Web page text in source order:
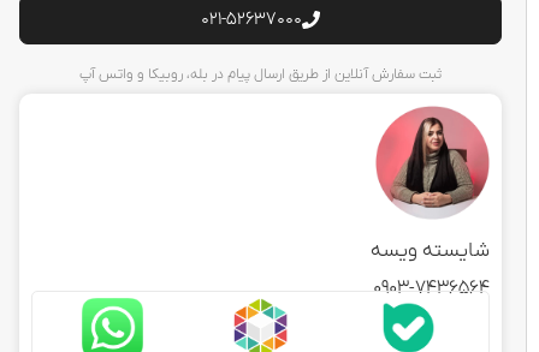
021-52637000
ثبت سفارش آنلاین از طریق ارسال پیام در بله، روبیکا و واتس آپ
شایسته ویسه
0903-7436564